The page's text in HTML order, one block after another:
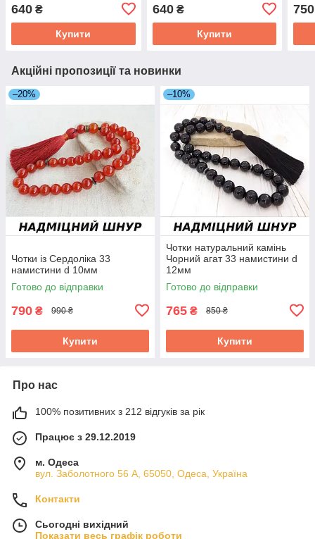
640 ₴
Купити
640₴
Купити
750
Акційні пропозиції та новинки
–20%
Чотки із Сердоліка 33
намистини d 10мм
Готово до відправки
790 ₴ 990 ₴
Купити
–10%
Чотки натуральний камінь
Чорний агат 33 намистини d
12мм
Готово до відправки
765 ₴ 850 ₴
Купити
Про нас
100% позитивних з 212 відгуків за рік
Працює з 29.12.2019
м. Одеса
вул. Заболотного 56 А, 65050, Одеса, Україна
Контакти
Сьогодні вихідний
Показати весь графік роботи